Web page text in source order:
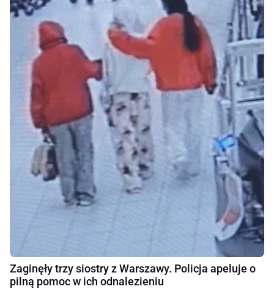
Zaginęły trzy siostry z Warszawy. Policja apeluje o
pilną pomoc w ich odnalezieniu